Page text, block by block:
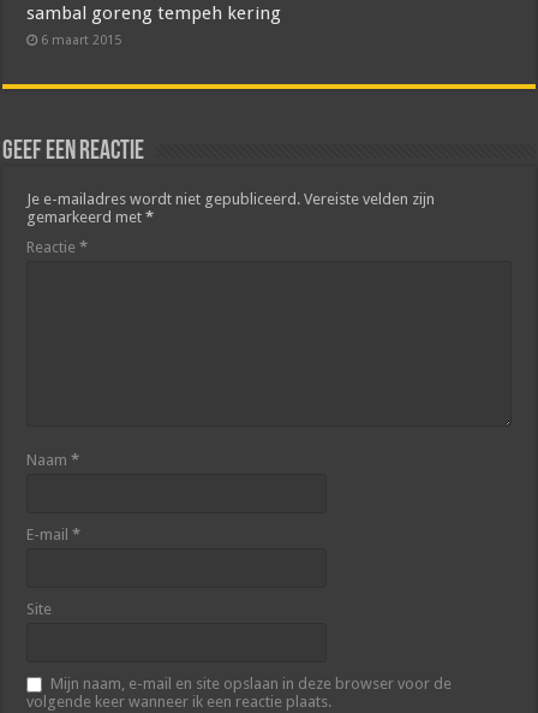
sambal goreng tempeh kering
6 maart 2015
Geef een reactie
Je e-mailadres wordt niet gepubliceerd. Vereiste velden zijn
gemarkeerd met*
Reactie*
Naam*
E-mail*
Site
Mijn naam, e-mail en site opslaan in deze browser voor de
volgende keer wanneer ik een reactie plaats.